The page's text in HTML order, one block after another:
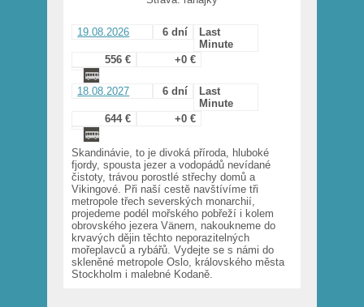
19.08.2026 6 dní
Last
Minute
556 €
+0 €
18.08.2027 6 dní
Last
Minute
644 €
+0 €
Skandinávie, to je divoká příroda, hluboké
fjordy, spousta jezer a vodopádů nevídané
čistoty, trávou porostlé střechy domů a
Vikingové. Při naší cestě navštívíme tři
metropole třech severských monarchií,
projedeme podél mořského pobřeží i kolem
obrovského jezera Vänern, nakoukneme do
krvavých dějin těchto neporazitelných
mořeplavců a rybářů. Vydejte se s námi do
skleněné metropole Oslo, královského města
Stockholm i malebné Kodaně.